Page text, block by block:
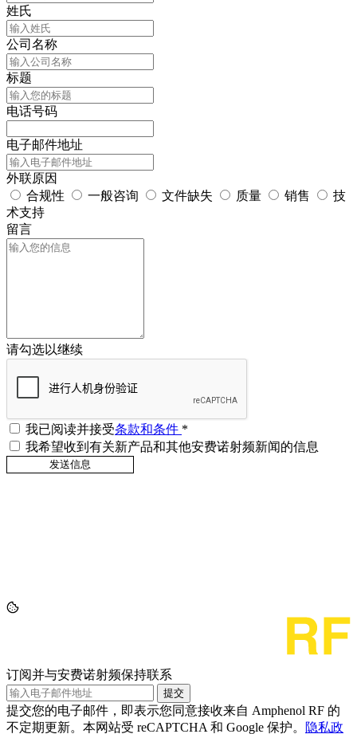
姓氏
公司名称
标题
电话号码
电子邮件地址
外联原因
合规性
一般咨询 文件缺失 质量 销售
技
术支持
留言
请勾选以继续
我已阅读并接受条款和条件 *
我希望收到有关新产品和其他安费诺射频新闻的信息
订阅并与安费诺射频保持联系
提交
提交您的电子邮件，即表示您同意接收来自 Amphenol RF 的
不定期更新。本网站受 reCAPTCHA 和 Google 保护。
隐私政